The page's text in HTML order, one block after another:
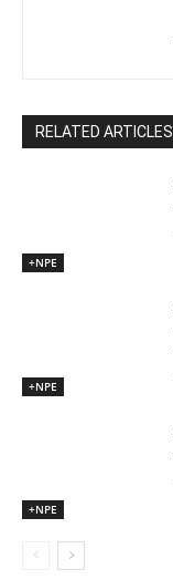
RELATED ARTICLES
+NPE
+NPE
+NPE